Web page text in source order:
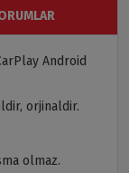
Android
orjinaldir.
olmaz.